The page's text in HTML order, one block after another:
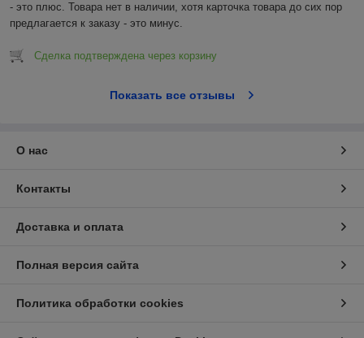
- это плюс. Товара нет в наличии, хотя карточка товара до сих пор
предлагается к заказу - это минус.
Сделка подтверждена через корзину
Показать все отзывы
О нас
Контакты
Доставка и оплата
Полная версия сайта
Политика обработки cookies